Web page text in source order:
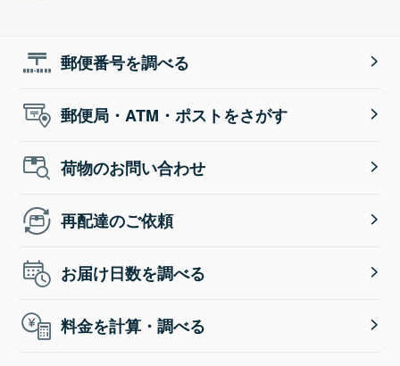
郵便番号を調べる
郵便局・ATM・ポストをさがす
荷物のお問い合わせ
再配達のご依頼
お届け日数を調べる
料金を計算・調べる